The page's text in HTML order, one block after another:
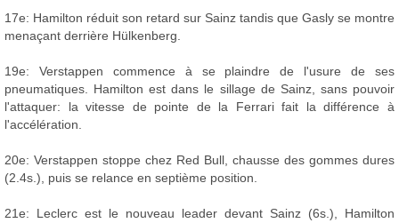
17e: Hamilton réduit son retard sur Sainz tandis que Gasly se montre
menaçant derrière Hülkenberg.
19e: Verstappen commence à se plaindre de l'usure de ses
pneumatiques. Hamilton est dans le sillage de Sainz, sans pouvoir
l'attaquer: la vitesse de pointe de la Ferrari fait la différence à
l'accélération.
20e: Verstappen stoppe chez Red Bull, chausse des gommes dures
(2.4s.), puis se relance en septième position.
21e: Leclerc est le nouveau leader devant Sainz (6s.), Hamilton